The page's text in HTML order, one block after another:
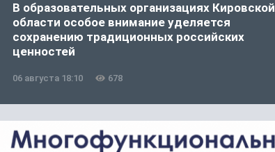
В образовательных организациях Кировской
области особое внимание уделяется
сохранению традиционных российских
ценностей
06 августа 18:10 678